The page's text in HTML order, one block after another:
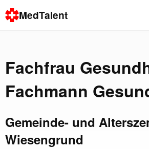
MedTalent
Fachfrau
Fachmann
Gemeinde- und
Wiesengrund